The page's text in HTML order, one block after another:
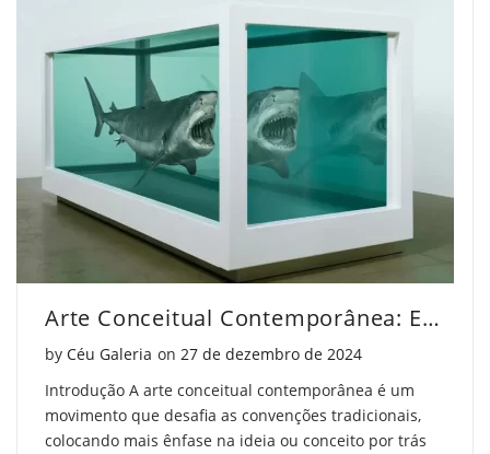
Arte Conceitual Contemporânea: Entenda o Movimento
by Céu Galeria on Posted on
27 de dezembro de 2024
Introdução A arte conceitual contemporânea é um
movimento que desafia as convenções tradicionais,
colocando mais ênfase na ideia ou conceito por trás